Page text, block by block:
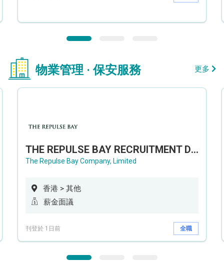
物業管理 · 保安服務 更多
THE REPULSE BAY RECRUITMENT DAY 淺水灣影灣園人才招聘會
The Repulse Bay Company, Limited
香港 > 其他
薪金面議
刊登於 1日前 全職